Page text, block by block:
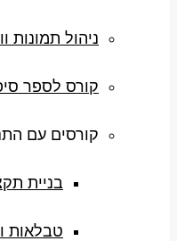
ניהול תמונות
קורס לספר
קורסים עם
בניית
טבלאות